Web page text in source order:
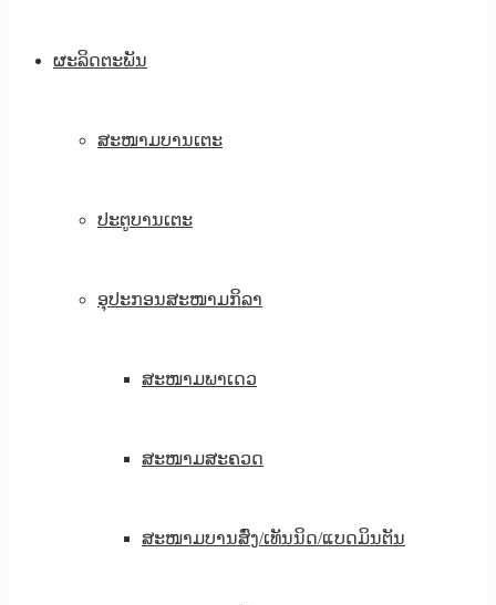
ຜະລິດຕະພັນ
ສະໜາມບານເຕະ
ປະຕູບານເຕະ
ອຸປະກອນສະໜາມກິລາ
ສະໜາມພາເດວ
ສະໜາມສະຄວດ
ສະໜາມບານສົ່ງ/ເທັນນິດ/ແບດມິນຕັນ